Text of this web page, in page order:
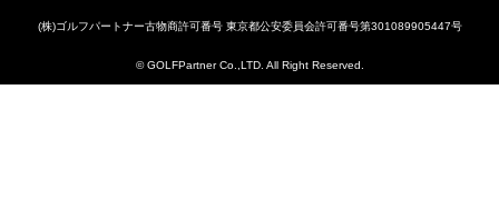
(株)ゴルフパートナー古物商許可番号 東京都公安委員会許可番号第301089905447号
© GOLFPartner Co.,LTD. All Right Reserved.